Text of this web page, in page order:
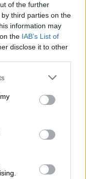
of the further
third parties on the
information may
the IAB’s List of
disclose it to other
or more Google
You may click to
third-party tags to
in below Google
σταθμός θα
και τα
- Άγιος
στο